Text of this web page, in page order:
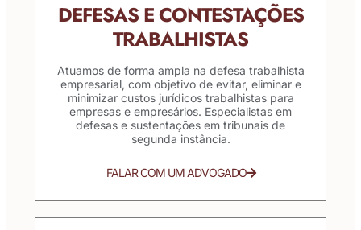
DEFESAS E CONTESTAÇÕES
TRABALHISTAS
Atuamos de forma ampla na defesa trabalhista
empresarial, com objetivo de evitar, eliminar e
minimizar custos jurídicos trabalhistas para
empresas e empresários. Especialistas em
defesas e sustentações em tribunais de
segunda instância.
FALAR COM UM ADVOGADO